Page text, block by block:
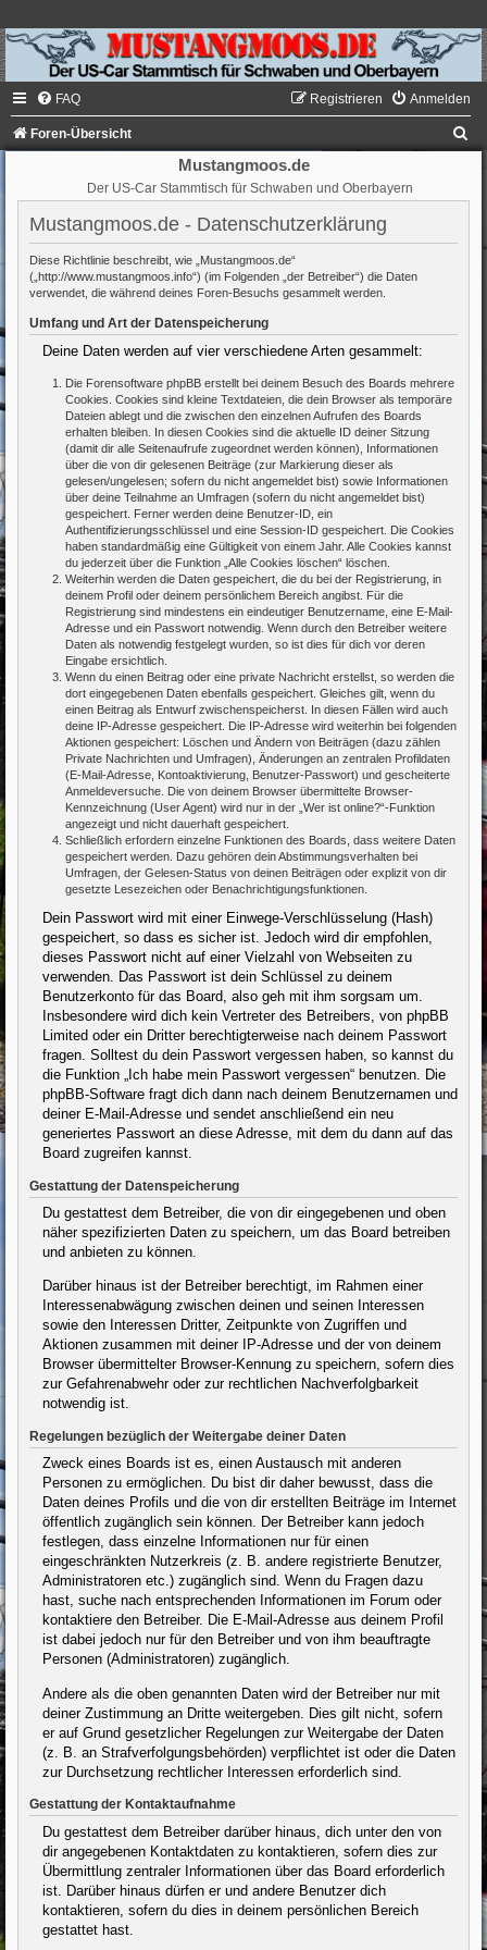
FAQ Anmelden
Registrieren
Foren-Übersicht
Mustangmoos.de
Der US-Car Stammtisch für Schwaben und Oberbayern
Mustangmoos.de - Datenschutzerklärung
Diese Richtlinie beschreibt, wie „Mustangmoos.de“
(„http://www.mustangmoos.info“) (im Folgenden „der Betreiber“) die Daten
verwendet, die während deines Foren-Besuchs gesammelt werden.
Umfang und Art der Datenspeicherung
Deine Daten werden auf vier verschiedene Arten gesammelt:
Die Forensoftware phpBB erstellt bei deinem Besuch des Boards mehrere
Cookies. Cookies sind kleine Textdateien, die dein Browser als temporäre
Dateien ablegt und die zwischen den einzelnen Aufrufen des Boards
erhalten bleiben. In diesen Cookies sind die aktuelle ID deiner Sitzung
(damit dir alle Seitenaufrufe zugeordnet werden können), Informationen
über die von dir gelesenen Beiträge (zur Markierung dieser als
gelesen/ungelesen; sofern du nicht angemeldet bist) sowie Informationen
über deine Teilnahme an Umfragen (sofern du nicht angemeldet bist)
gespeichert. Ferner werden deine Benutzer-ID, ein
Authentifizierungsschlüssel und eine Session-ID gespeichert. Die Cookies
haben standardmäßig eine Gültigkeit von einem Jahr. Alle Cookies kannst
du jederzeit über die Funktion „Alle Cookies löschen“ löschen.
Weiterhin werden die Daten gespeichert, die du bei der Registrierung, in
deinem Profil oder deinem persönlichem Bereich angibst. Für die
Registrierung sind mindestens ein eindeutiger Benutzername, eine E-Mail-
Adresse und ein Passwort notwendig. Wenn durch den Betreiber weitere
Daten als notwendig festgelegt wurden, so ist dies für dich vor deren
Eingabe ersichtlich.
Wenn du einen Beitrag oder eine private Nachricht erstellst, so werden die
dort eingegebenen Daten ebenfalls gespeichert. Gleiches gilt, wenn du
einen Beitrag als Entwurf zwischenspeicherst. In diesen Fällen wird auch
deine IP-Adresse gespeichert. Die IP-Adresse wird weiterhin bei folgenden
Aktionen gespeichert: Löschen und Ändern von Beiträgen (dazu zählen
Private Nachrichten und Umfragen), Änderungen an zentralen Profildaten
(E-Mail-Adresse, Kontoaktivierung, Benutzer-Passwort) und gescheiterte
Anmeldeversuche. Die von deinem Browser übermittelte Browser-
Kennzeichnung (User Agent) wird nur in der „Wer ist online?“-Funktion
angezeigt und nicht dauerhaft gespeichert.
Schließlich erfordern einzelne Funktionen des Boards, dass weitere Daten
gespeichert werden. Dazu gehören dein Abstimmungsverhalten bei
Umfragen, der Gelesen-Status von deinen Beiträgen oder explizit von dir
gesetzte Lesezeichen oder Benachrichtigungsfunktionen.
Dein Passwort wird mit einer Einwege-Verschlüsselung (Hash)
gespeichert, so dass es sicher ist. Jedoch wird dir empfohlen,
dieses Passwort nicht auf einer Vielzahl von Webseiten zu
verwenden. Das Passwort ist dein Schlüssel zu deinem
Benutzerkonto für das Board, also geh mit ihm sorgsam um.
Insbesondere wird dich kein Vertreter des Betreibers, von phpBB
Limited oder ein Dritter berechtigterweise nach deinem Passwort
fragen. Solltest du dein Passwort vergessen haben, so kannst du
die Funktion „Ich habe mein Passwort vergessen“ benutzen. Die
phpBB-Software fragt dich dann nach deinem Benutzernamen und
deiner E-Mail-Adresse und sendet anschließend ein neu
generiertes Passwort an diese Adresse, mit dem du dann auf das
Board zugreifen kannst.
Gestattung der Datenspeicherung
Du gestattest dem Betreiber, die von dir eingegebenen und oben
näher spezifizierten Daten zu speichern, um das Board betreiben
und anbieten zu können.
Darüber hinaus ist der Betreiber berechtigt, im Rahmen einer
Interessenabwägung zwischen deinen und seinen Interessen
sowie den Interessen Dritter, Zeitpunkte von Zugriffen und
Aktionen zusammen mit deiner IP-Adresse und der von deinem
Browser übermittelter Browser-Kennung zu speichern, sofern dies
zur Gefahrenabwehr oder zur rechtlichen Nachverfolgbarkeit
notwendig ist.
Regelungen bezüglich der Weitergabe deiner Daten
Zweck eines Boards ist es, einen Austausch mit anderen
Personen zu ermöglichen. Du bist dir daher bewusst, dass die
Daten deines Profils und die von dir erstellten Beiträge im Internet
öffentlich zugänglich sein können. Der Betreiber kann jedoch
festlegen, dass einzelne Informationen nur für einen
eingeschränkten Nutzerkreis (z. B. andere registrierte Benutzer,
Administratoren etc.) zugänglich sind. Wenn du Fragen dazu
hast, suche nach entsprechenden Informationen im Forum oder
kontaktiere den Betreiber. Die E-Mail-Adresse aus deinem Profil
ist dabei jedoch nur für den Betreiber und von ihm beauftragte
Personen (Administratoren) zugänglich.
Andere als die oben genannten Daten wird der Betreiber nur mit
deiner Zustimmung an Dritte weitergeben. Dies gilt nicht, sofern
er auf Grund gesetzlicher Regelungen zur Weitergabe der Daten
(z. B. an Strafverfolgungsbehörden) verpflichtet ist oder die Daten
zur Durchsetzung rechtlicher Interessen erforderlich sind.
Gestattung der Kontaktaufnahme
Du gestattest dem Betreiber darüber hinaus, dich unter den von
dir angegebenen Kontaktdaten zu kontaktieren, sofern dies zur
Übermittlung zentraler Informationen über das Board erforderlich
ist. Darüber hinaus dürfen er und andere Benutzer dich
kontaktieren, sofern du dies in deinem persönlichen Bereich
gestattet hast.